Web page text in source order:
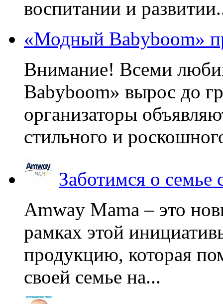
воспитании и
«Модный Babyboom»
Внимание! Всеми
Babyboom» вырос до
организаторы
стильного и
Заботимся о
Amway Mama – это
рамках этой
продукцию, которая
своей семье на...